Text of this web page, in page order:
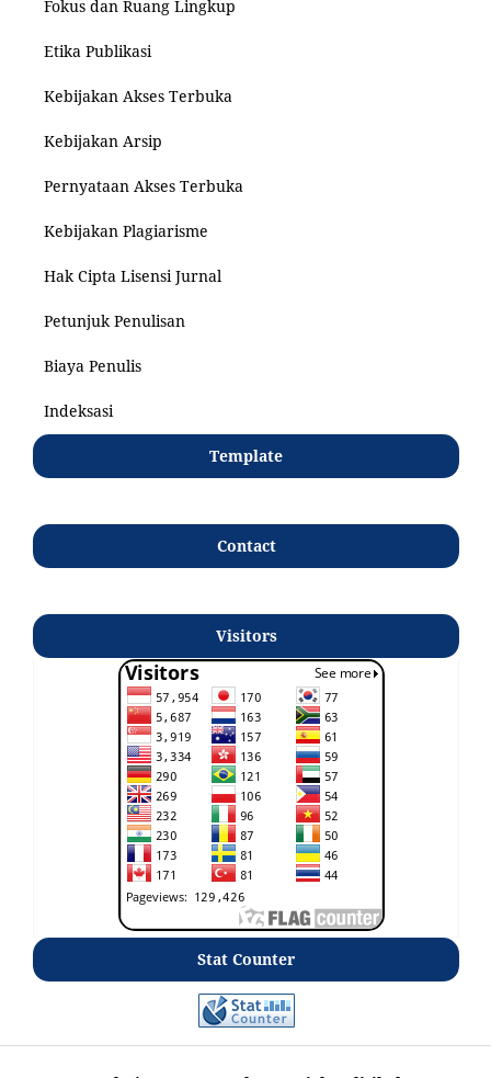
Fokus dan Ruang Lingkup
Etika Publikasi
Kebijakan Akses Terbuka
Kebijakan Arsip
Pernyataan Akses Terbuka
Kebijakan Plagiarisme
Hak Cipta Lisensi Jurnal
Petunjuk Penulisan
Biaya Penulis
Indeksasi
Template
Contact
Visitors
Stat Counter